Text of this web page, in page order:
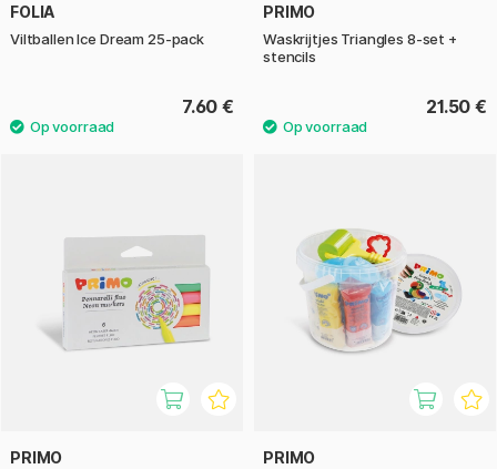
FOLIA
Viltballen Ice Dream 25-pack
7.60 €
PRIMO
Waskrijtjes Triangles 8-set +
stencils
21.50 €
PRIMO PRIMO